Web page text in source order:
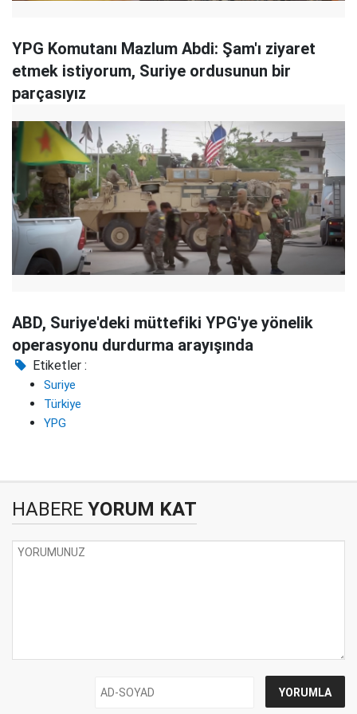
YPG Komutanı Mazlum Abdi: Şam'ı ziyaret
etmek istiyorum, Suriye ordusunun bir
parçasıyız
ABD, Suriye'deki müttefiki YPG'ye yönelik
operasyonu durdurma arayışında
Etiketler :
Suriye
Türkiye
YPG
HABERE YORUM KAT